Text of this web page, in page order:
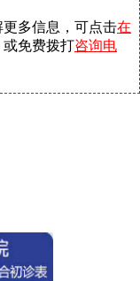
多信息，可点击在
或免费拨打咨询电